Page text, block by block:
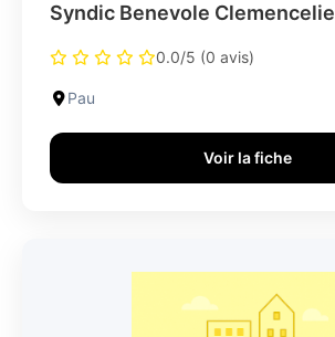
Syndic Benevole Clemencelie
0.0/5 (0 avis)
Pau
Voir la fiche